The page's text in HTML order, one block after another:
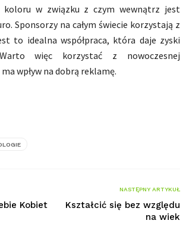
koloru w związku z czym wewnątrz jest
Sponsorzy na całym świecie korzystają z
to idealna współpraca, która daje zyski
więc korzystać z nowoczesnej
wpływ na dobrą reklamę.
Kobiet
NASTĘPNY ARTYKUŁ
Kształcić się bez względu
na wiek